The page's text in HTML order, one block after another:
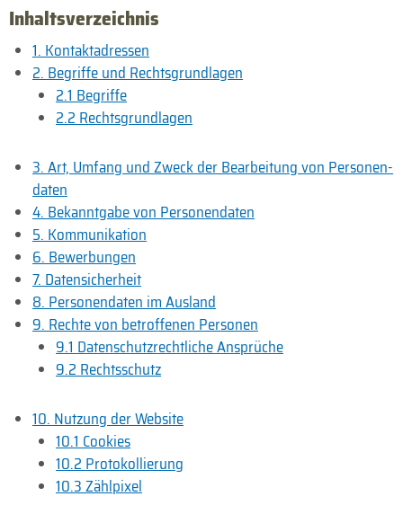
Inhalts­verzeichnis
1. Kontakt­adressen
2. Begriffe und Rechts­grundlagen
2.1 Begriffe
2.2 Rechts­grundlagen
3. Art, Umfang und Zweck der Bearbeitung von Personen­
daten
4. Bekanntgabe von Personen­daten
5. Kommunikation
6. Bewerbungen
7. Daten­sicherheit
8. Personen­daten im Ausland
9. Rechte von betroffenen Personen
9.1 Daten­schutz­rechtliche Ansprüche
9.2 Rechtsschutz
10. Nutzung der Website
10.1 Cookies
10.2 Protokollierung
10.3 Zählpixel